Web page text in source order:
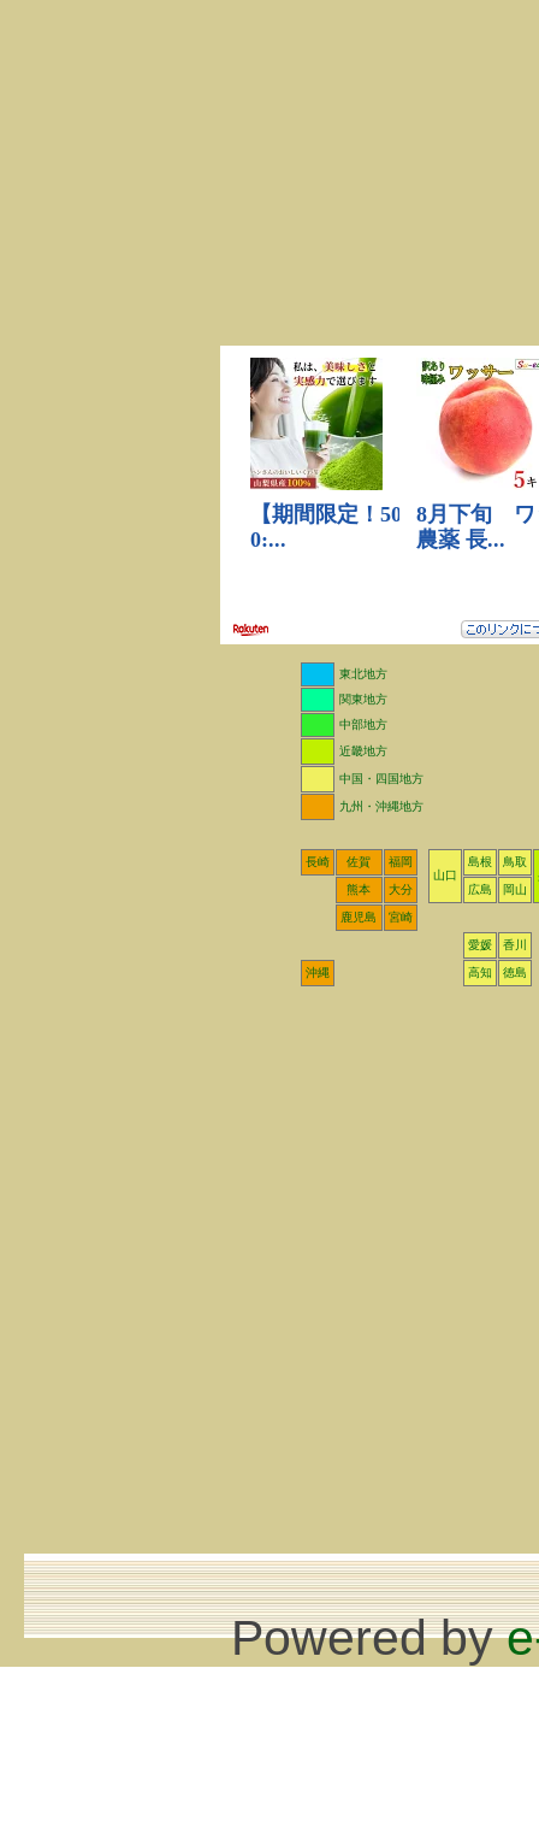
東北地方
関東地方
中部地方
近畿地方
中国・四国地方
九州・沖縄地方
長崎 佐賀
福岡
山口
島根
鳥取
熊本
大分 広島 岡山
鹿児島 宮崎
愛媛 香川
沖縄 高知 徳島
Powered by